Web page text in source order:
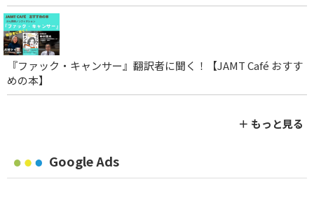
『ファック・キャンサー』翻訳者に聞く！【JAMT Café おすす
めの本】
＋ もっと見る
Google Ads